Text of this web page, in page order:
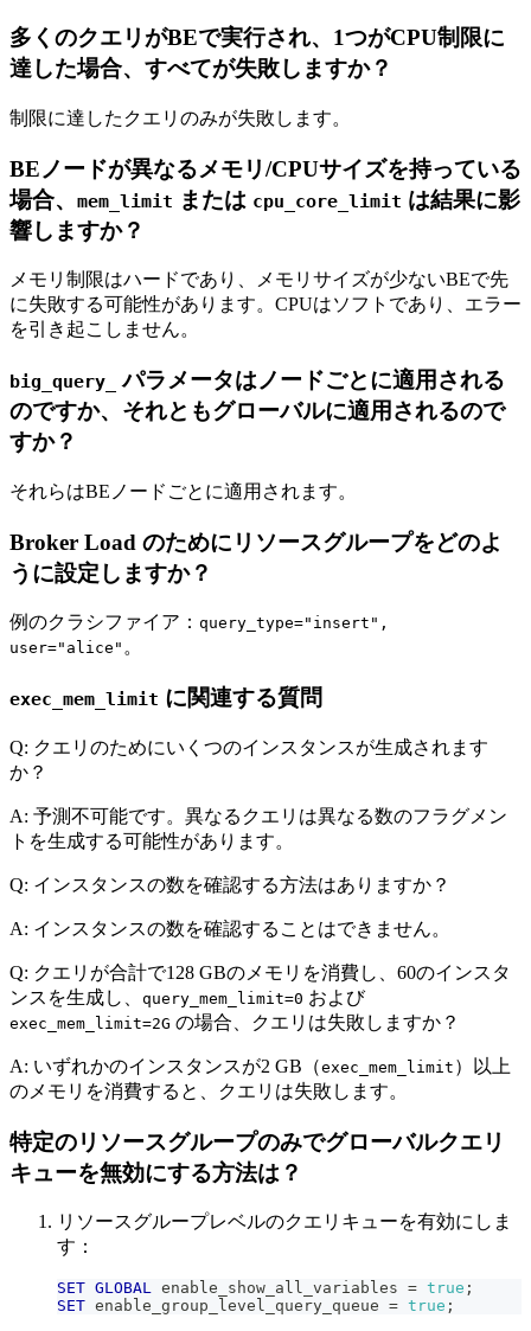
多くのクエリがBEで実行され、1つがCPU制限に
達した場合、すべてが失敗しますか？
制限に達したクエリのみが失敗します。
BEノードが異なるメモリ/CPUサイズを持っている
場合、 mem_limit または cpu_core_limit は結果に影
響しますか？
メモリ制限はハードであり、メモリサイズが少ないBEで先
に失敗する可能性があります。CPUはソフトであり、エラー
を引き起こしません。
big_query_
パラメータはノードごとに適用される
のですか、それともグローバルに適用されるので
すか？
それらはBEノードごとに適用されます。
Broker Load のためにリソースグループをどのよ
うに設定しますか？
例のクラシファイア： query_type="insert",
user="alice" 。
exec_mem_limit に関連する質問
Q: クエリのためにいくつのインスタンスが生成されます
か？
A: 予測不可能です。異なるクエリは異なる数のフラグメン
トを生成する可能性があります。
Q: インスタンスの数を確認する方法はありますか？
A: インスタンスの数を確認することはできません。
Q: クエリが合計で128 GBのメモリを消費し、60のインスタ
ンスを生成し、 query_mem_limit=0 および
exec_mem_limit=2G の場合、クエリは失敗しますか？
A: いずれかのインスタンスが2 GB（exec_mem_limit ）以上
のメモリを消費すると、クエリは失敗します。
特定のリソースグループのみでグローバルクエリ
キューを無効にする方法は？
リソースグループレベルのクエリキューを有効にしま
す：
SET GLOBAL enable_show_all_variables = true ;
SET enable_group_level_query_queue = true ;